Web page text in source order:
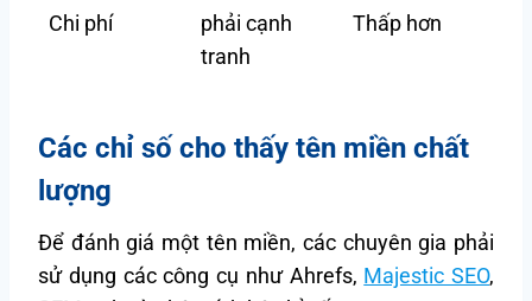
Chi phí
phải cạnh
tranh
Thấp hơn
Các chỉ số cho thấy tên miền chất
lượng
Để đánh giá một tên miền, các chuyên gia phải
sử dụng các công cụ như Ahrefs, Majestic SEO,